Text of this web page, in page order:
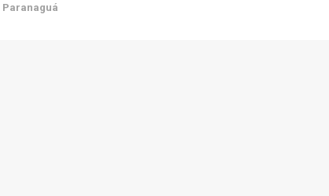
Paranaguá